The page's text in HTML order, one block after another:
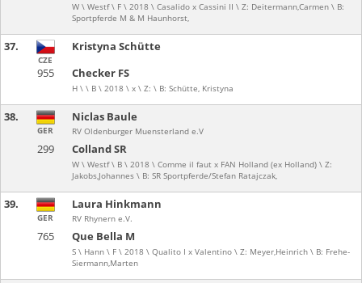
W \ Westf \ F \ 2018 \ Casalido x Cassini II \ Z: Deitermann,Carmen \ B:
Sportpferde M & M Haunhorst,
37.
955
Checker FS
H \ \ B \ 2018 \ x \ Z: \ B: Schütte, Kristyna
CZE
Kristyna Schütte
38.
299 Colland SR
W \ Westf \ B \ 2018 \ Comme il faut x FAN Holland (ex Holland) \ Z:
Jakobs,Johannes \ B: SR Sportpferde/Stefan Ratajczak,
GER
Niclas Baule
RV Oldenburger Muensterland e.V
39.
765 Que Bella M
S \ Hann \ F \ 2018 \ Qualito I x Valentino \ Z: Meyer,Heinrich \ B: Frehe-
Siermann,Marten
GER
Laura Hinkmann
RV Rhynern e.V.